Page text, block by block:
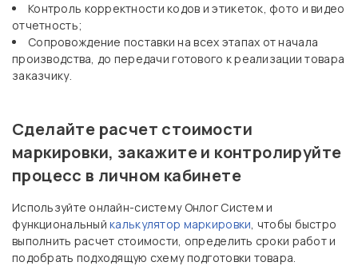
Контроль корректности кодов и этикеток, фото и видео
отчетность;
Сопровождение поставки на всех этапах от начала
производства, до передачи готового к реализации товара
заказчику.
Сделайте расчет стоимости
маркировки, закажите и контролируйте
процесс в личном кабинете
Используйте онлайн-систему Онлог Систем и
функциональныйкалькулятор маркировки, чтобы быстро
выполнить расчет стоимости, определить сроки работ и
подобрать подходящую схему подготовки товара.